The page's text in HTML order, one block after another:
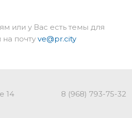
или у Вас есть темы для
почту ve@pr.city
14 8 (968) 793-75-32